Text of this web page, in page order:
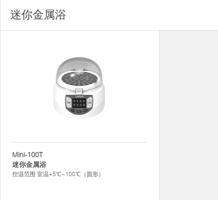
迷你金属浴
Mini-100T
迷你金属浴
控温范围 室温+5℃~100℃（圆形）